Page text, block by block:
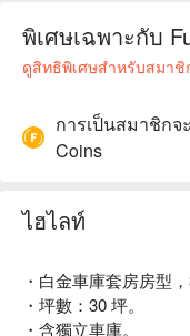
พิเศษเฉพาะกับ
ดูสิทธิพิเศษสำหรับสมาชิ
การเป็นสมาชิกจ
Coins
ไฮไลท์
・白金車庫套房房型，
・坪數：30 坪。
・含獨立車庫。